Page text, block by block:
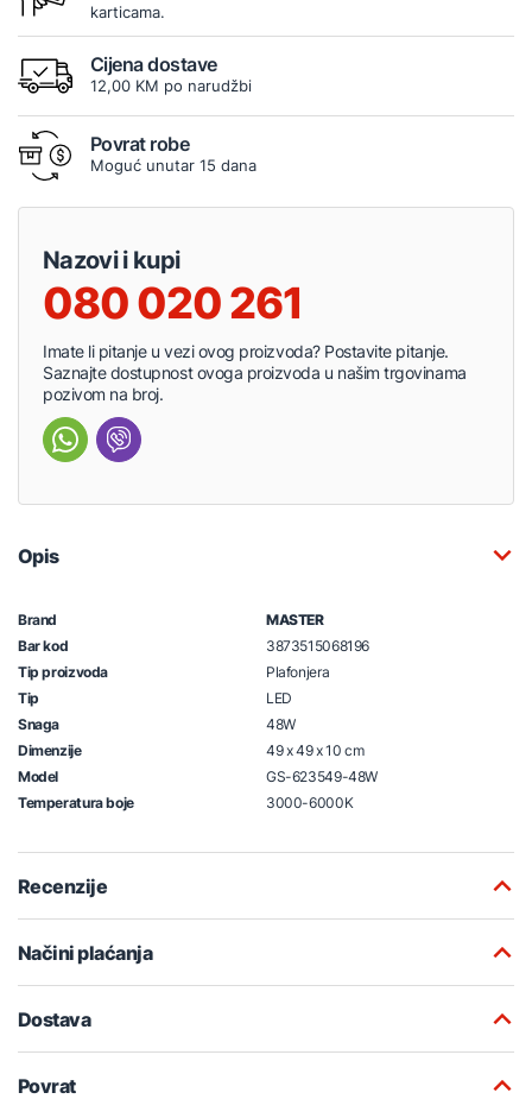
karticama.
Cijena dostave
12,00 KM po narudžbi
Povrat robe
Moguć unutar 15 dana
Nazovi i kupi
080 020 261
Imate li pitanje u vezi ovog proizvoda? Postavite pitanje.
Saznajte dostupnost ovoga proizvoda u našim trgovinama
pozivom na broj.
Opis
Brand
MASTER
Bar kod
3873515068196
Tip proizvoda
Plafonjera
Tip
LED
Snaga
48W
Dimenzije
49 x 49 x 10 cm
Model
GS-623549-48W
Temperatura boje
3000-6000K
Recenzije
Načini plaćanja
Dostava
Povrat